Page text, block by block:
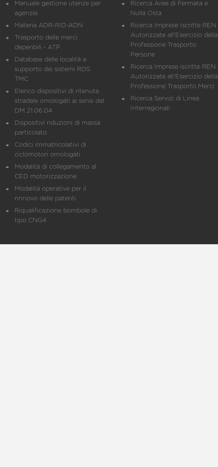
Manuale gestione utenze per
agenzie
Materia ADR-RID-ADN
Trasporto delle merci
deperibili - ATP
Database delle località a
supporto dei sistemi RDS
TMC
Elenco dispositivi di ritenuta
stradale omologati ai sensi del
DM 21.06.04
Dispositivi riduzioni di massa
particolato
Codici immatricolativi di
ciclomotori omologati
Modalità di collegamento al
CED motorizzazione
Modalità operative per il
rinnovo delle patenti
Riqualificazione bombole di
tipo CNG4
Ricerca Aree di Fermata e
Nulla Osta
Ricerca Imprese Iscritte REN
Autorizzate all'Esercizio della
Professione Trasporto
Persone
Ricerca Imprese iscritte REN
Autorizzate all'Esercizio della
Professione Trasporto Merci
Ricerca Servizi di Linea
Interregionali